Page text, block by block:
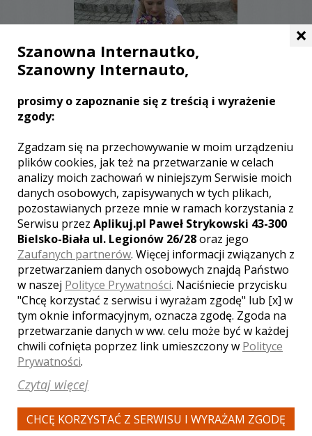
WYŚWIETLEŃ:2413
KOMENTARZY:
WYŚWIETLEŃ:1666
KOMENTARZY:0
WYŚWIETLEŃ:1996
KOMENTARZY: 0
×
Szanowna Internautko,
Szanowny Internauto,
prosimy o zapoznanie się z treścią i wyrażenie
zgody:
Zgadzam się na przechowywanie w moim urządzeniu
plików cookies, jak też na przetwarzanie w celach
analizy moich zachowań w niniejszym Serwisie moich
danych osobowych, zapisywanych w tych plikach,
pozostawianych przeze mnie w ramach korzystania z
Serwisu przez Aplikuj.pl Paweł Strykowski 43-300
Bielsko-Biała ul. Legionów 26/28oraz jego
Zaufanych partnerów. Więcej informacji związanych z
przetwarzaniem danych osobowych znajdą Państwo
w naszej Polityce Prywatności. Naciśniecie przycisku
"Chcę korzystać z serwisu i wyrażam zgodę" lub [x] w
tym oknie informacyjnym, oznacza zgodę. Zgoda na
przetwarzanie danych w ww. celu może być w każdej
chwili cofnięta poprzez link umieszczony w Polityce
Prywatności.
Czytaj więcej
CHCĘ KORZYSTAĆ Z SERWISU I WYRAŻAM ZGODĘ